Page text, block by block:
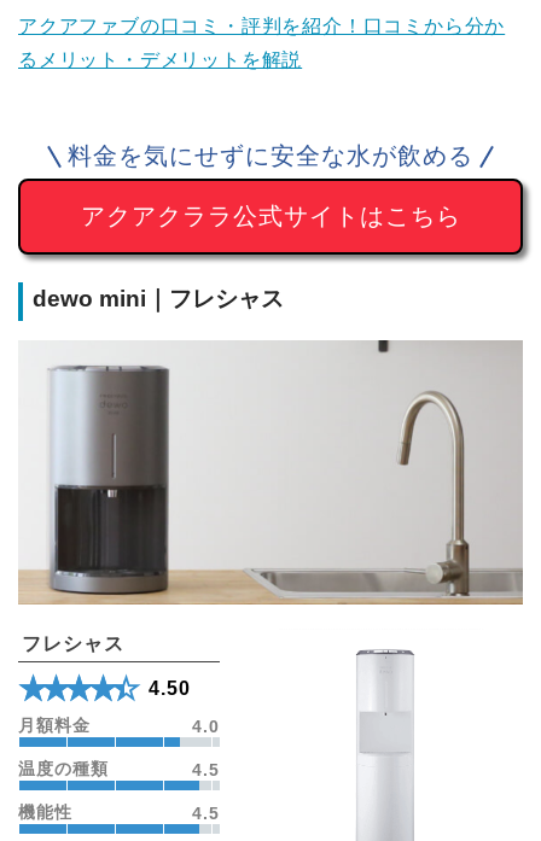
アクアファブの口コミ・評判を紹介！口コミから分か
るメリット・デメリットを解説
料金を気にせずに安全な水が飲める
アクアクララ公式サイトはこちら
dewo mini｜フレシャス
フレシャス
★★★★★
☆☆☆☆☆ 4.50
月額料金 4.0
温度の種類 4.5
機能性 4.5